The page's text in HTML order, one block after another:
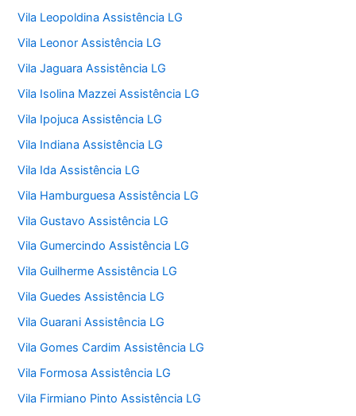
Vila Leopoldina Assistência LG
Vila Leonor Assistência LG
Vila Jaguara Assistência LG
Vila Isolina Mazzei Assistência LG
Vila Ipojuca Assistência LG
Vila Indiana Assistência LG
Vila Ida Assistência LG
Vila Hamburguesa Assistência LG
Vila Gustavo Assistência LG
Vila Gumercindo Assistência LG
Vila Guilherme Assistência LG
Vila Guedes Assistência LG
Vila Guarani Assistência LG
Vila Gomes Cardim Assistência LG
Vila Formosa Assistência LG
Vila Firmiano Pinto Assistência LG